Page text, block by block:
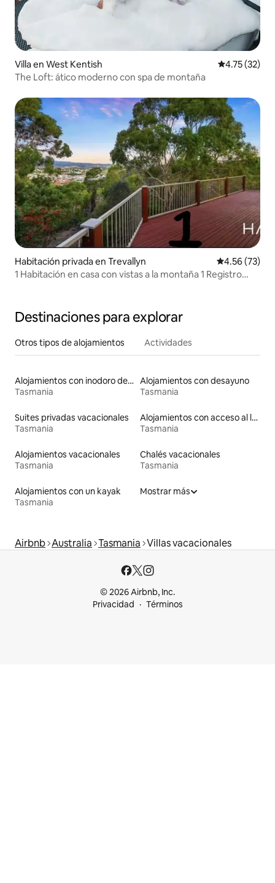
Villa en West Kentish Calificación
4.75 (32)
The Loft: ático moderno con spa de montaña
Habitación privada en Trevallyn Calificación
4.56 (73)
1 Habitación en casa con vistas a la montaña 1 Registro
Destinaciones para explorar
Otros tipos de alojamientos Actividades
Alojamientos con inodoro de altura accesible
Tasmania
Alojamientos con desayuno
Tasmania
Suites privadas vacacionales
Tasmania
Alojamientos con acceso al lago
Tasmania
Alojamientos vacacionales
Tasmania
Chalés vacacionales
Tasmania
Alojamientos con un kayak
Tasmania
Mostrar más
Airbnb Australia Tasmania Villas vacacionales
© 2026 Airbnb, Inc.
Privacidad
Términos